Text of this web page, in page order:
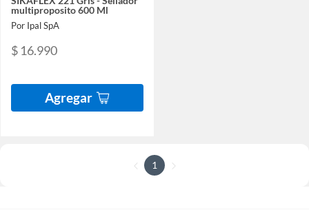
multiproposito 600 Ml
Por Ipal SpA
$ 16.990
Agregar
1